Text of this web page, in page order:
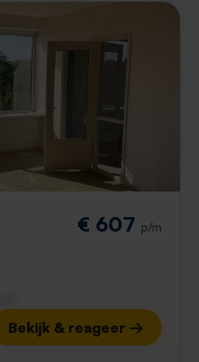
€ 607 p/m
Bekijk & reageer →